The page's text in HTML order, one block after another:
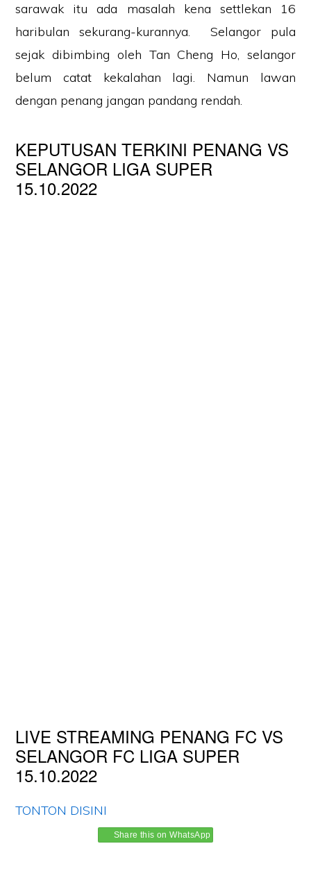
sarawak itu ada masalah kena settlekan 16
haribulan sekurang-kurannya. Selangor pula
sejak dibimbing oleh Tan Cheng Ho, selangor
belum catat kekalahan lagi. Namun lawan
dengan penang jangan pandang rendah.
KEPUTUSAN TERKINI PENANG VS
SELANGOR LIGA SUPER
15.10.2022
LIVE STREAMING PENANG FC VS
SELANGOR FC LIGA SUPER
15.10.2022
TONTON DISINI
Share this on WhatsApp